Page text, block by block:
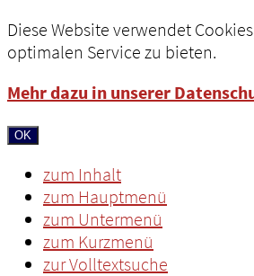
Diese Website verwendet
optimalen Service zu bieten.
Mehr dazu in unserer
OK
zum Inhalt
zum Hauptmenü
zum Untermenü
zum Kurzmenü
zur Volltextsuche